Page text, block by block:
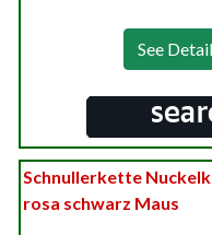
See
Schnullerkette
rosa schwarz Maus